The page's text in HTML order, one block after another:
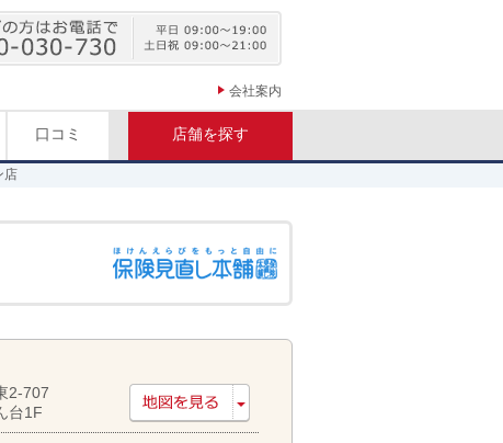
会社案内
口コミ 店舗を探す
店
2-707
台1F